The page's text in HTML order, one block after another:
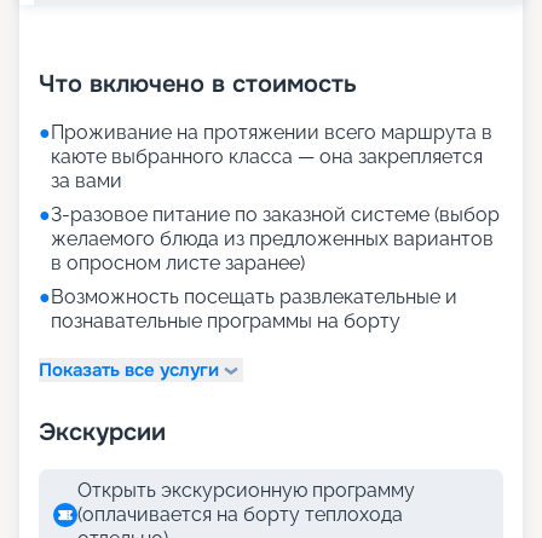
Что включено в стоимость
●Проживание на протяжении всего маршрута в
каюте выбранного класса — она закрепляется
за вами
●3-разовое питание по заказной системе (выбор
желаемого блюда из предложенных вариантов
в опросном листе заранее)
●Возможность посещать развлекательные и
познавательные программы на борту
Показать все услуги
Экскурсии
Открыть экскурсионную программу
(оплачивается на борту теплохода